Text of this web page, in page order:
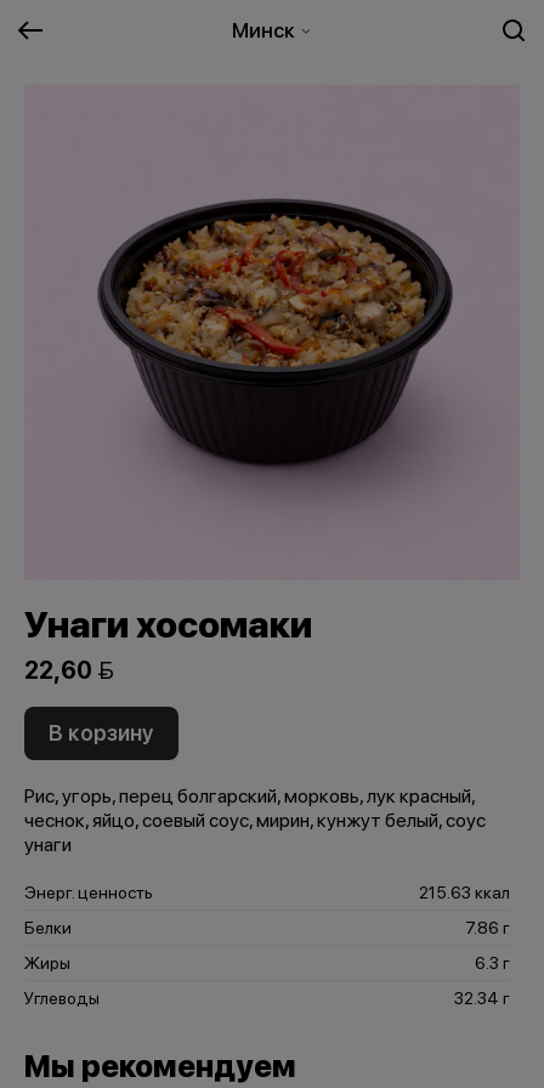
Минск
Унаги хосомаки
22,60 
В корзину
Рис, угорь, перец болгарский, морковь, лук красный,
чеснок, яйцо, соевый соус, мирин, кунжут белый, соус
унаги
Энерг. ценность
215.63 ккал
Белки
7.86 г
Жиры
6.3 г
Углеводы
32.34 г
Мы рекомендуем